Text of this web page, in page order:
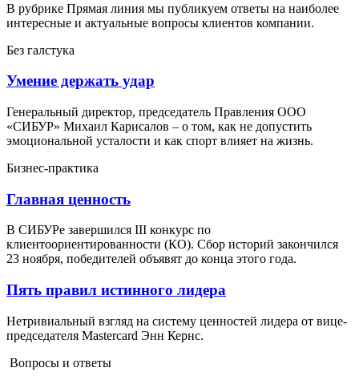
В рубрике Прямая линия мы публикуем ответы на наиболее
интересные и актуальные вопросы клиентов компании.
Без галстука
Умение держать удар
Генеральный директор, председатель Правления ООО
«СИБУР» Михаил Карисалов – о том, как не допустить
эмоциональной усталости и как спорт влияет на жизнь.
Бизнес-практика
Главная ценность
В СИБУРе завершился III конкурс по
клиентоориентированности (КО). Сбор историй закончился
23 ноября, победителей объявят до конца этого года.
Пять правил истинного лидера
Нетривиальный взгляд на систему ценностей лидера от вице-
председателя Mastercard Энн Кернс.
Вопросы и ответы